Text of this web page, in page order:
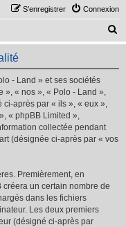
Connexion
S’enregistrer
e
- Land » et ses sociétés
», « nos », « Polo - Land »,
ci-après par « ils », « eux »,
« phpBB Limited »,
collectée pendant
(désignée ci-après par « vos
Premièrement, en
un certain nombre de
dans les fichiers
Les deux premiers
(désigné ci-après par